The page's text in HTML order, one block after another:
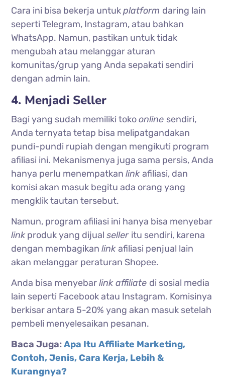
Cara ini bisa bekerja untukplatform daring lain
seperti Telegram, Instagram, atau bahkan
WhatsApp. Namun, pastikan untuk tidak
mengubah atau melanggar aturan
komunitas/grup yang Anda sepakati sendiri
dengan admin lain.
4. Menjadi Seller
Bagi yang sudah memiliki tokoonline sendiri,
Anda ternyata tetap bisa melipatgandakan
pundi-pundi rupiah dengan mengikuti program
afiliasi ini. Mekanismenya juga sama persis, Anda
hanya perlu menempatkanlinkafiliasi, dan
komisi akan masuk begitu ada orang yang
mengklik tautan tersebut.
Namun, program afiliasi ini hanya bisa menyebar
link produk yang dijualseller itu sendiri, karena
dengan membagikanlinkafiliasi penjual lain
akan melanggar peraturan Shopee.
Anda bisa menyebarlink affiliate di sosial media
lain seperti Facebook atau Instagram. Komisinya
berkisar antara 5-20% yang akan masuk setelah
pembeli menyelesaikan pesanan.
Baca Juga:Apa Itu Affiliate Marketing,
Contoh, Jenis, Cara Kerja, Lebih &
Kurangnya?